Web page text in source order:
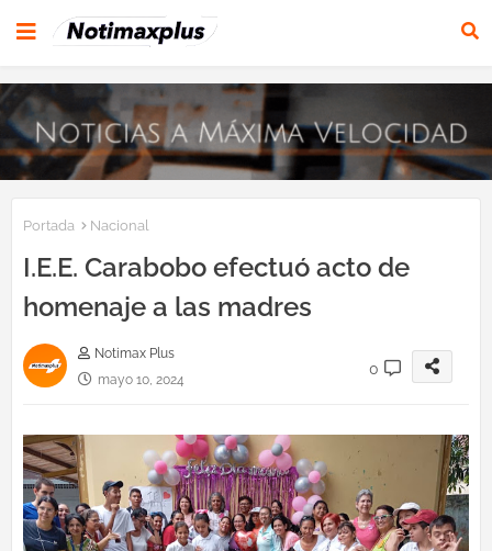
Portada Nacional
I.E.E. Carabobo efectuó acto de
homenaje a las madres
Notimax Plus
mayo 10, 2024
0